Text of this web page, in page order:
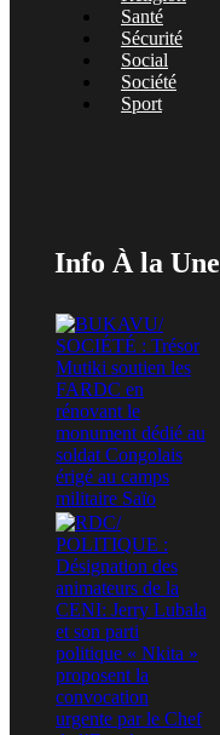
Santé
Sécurité
Social
Société
Sport
Info À la Une